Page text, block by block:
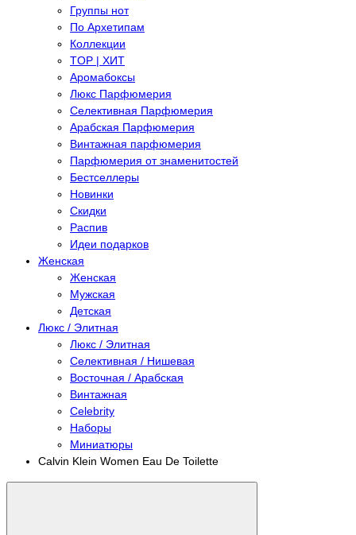
Группы нот
По Архетипам
Коллекции
TOP | ХИТ
Аромабоксы
Люкс Парфюмерия
Селективная Парфюмерия
Арабская Парфюмерия
Винтажная парфюмерия
Парфюмерия от знаменитостей
Бестселлеры
Новинки
Скидки
Распив
Идеи подарков
Женская
Женская
Мужская
Детская
Люкс / Элитная
Люкс / Элитная
Селективная / Нишевая
Восточная / Арабская
Винтажная
Celebrity
Наборы
Миниатюры
Calvin Klein Women Eau De Toilette